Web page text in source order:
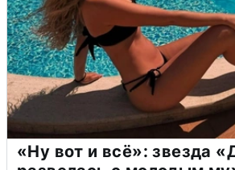
«Ну вот и всё»: звезда